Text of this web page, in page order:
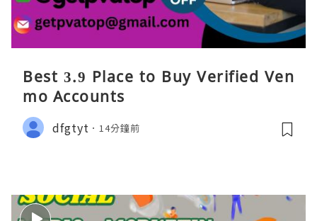
Best 3.9 Place to Buy Verified Ven
mo Accounts
dfgtyt 14分鐘前